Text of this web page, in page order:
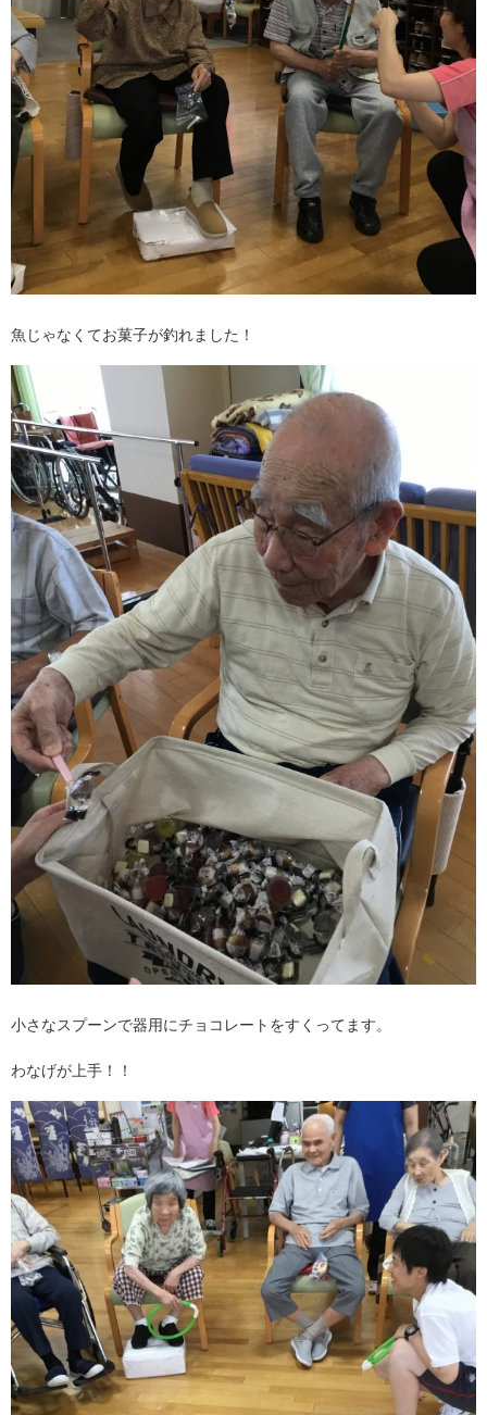
魚じゃなくてお菓子が釣れました！
小さなスプーンで器用にチョコレートをすくってます。
わなげが上手！！